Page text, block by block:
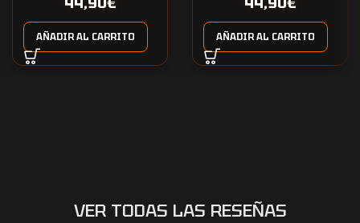
AÑADIR AL CARRITO AÑADIR AL CARRITO
VER TODAS LAS RESEÑAS